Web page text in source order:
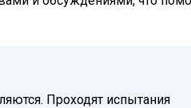
Проходят испытания